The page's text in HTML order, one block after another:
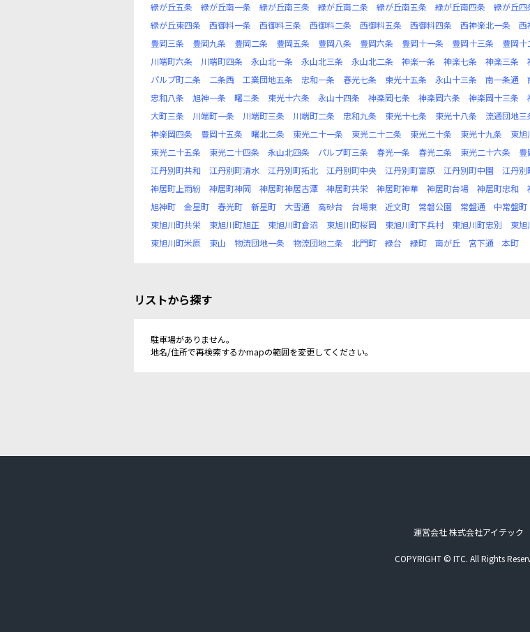
緑が丘五条
緑が丘南一条 緑が丘南三条 緑が丘南二条 緑が丘南五条 緑が丘南四条 緑が丘四
緑が丘東四条
西御料一条 西御料三条 西御料二条 西御料五条 西御料四条 西神楽北一条 西
豊岡三条
豊岡九条 豊岡二条 豊岡五条 豊岡八条 豊岡六条 豊岡十一条 豊岡十三条 豊岡十
川端町六条
川端町四条 永山北一条 永山北三条 永山北二条 神楽一条 神楽七条 神楽三条
パルプ町二条
二条西 工業団地五条 忠和一条 春光七条 東光十五条 永山十三条 南一条通
忠和八条
旭神一条 曙二条 東光十六条 永山十四条 神楽岡七条 神楽岡六条 神楽岡十三条
大町三条
川端町一条 川端町三条 川端町二条 忠和九条 東光十七条 東光十八条 流通団地三
神楽岡四条
豊岡十五条 曙北二条 東光二十一条 東光二十二条 東光二十条 東光十九条 東旭
東光二十五条
東光二十四条 永山北四条 パルプ町三条 春光一条 春光二条 東光二十六条 豊
江丹別町共和
江丹別町清水 江丹別町拓北 江丹別町中央 江丹別町富原 江丹別町中園 江丹別
神居町上雨紛
神居町神岡 神居町神居古潭 神居町共栄 神居町神華 神居町台場 神居町忠和
旭神町
金星町 春光町 新星町 大雪通 高砂台 台場東 近文町 常磐公園 常盤通 中常盤町
東旭川町共栄
東旭川町旭正 東旭川町倉沼 東旭川町桜岡 東旭川町下兵村 東旭川町忠別 東旭
東旭川町米原
東山 物流団地一条 物流団地二条 北門町 緑台 緑町 南が丘 宮下通 本町
リストから探す
駐車場がありません。
地名/住所で再検索するかmapの範囲を変更してください。
運営会社 株式会社アイテック
COPYRIGHT © ITC. All Rights